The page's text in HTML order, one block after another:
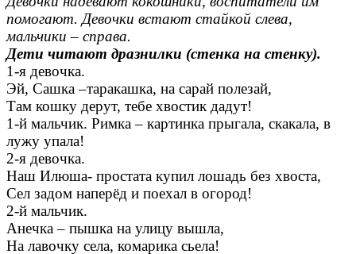
помогают. Девочки встают стайкой слева,
мальчики – справа.
Дети читают дразнилки (стенка на стенку).
1-я девочка.
Эй, Сашка –таракашка, на сарай полезай,
Там кошку дерут, тебе хвостик дадут!
1-й мальчик. Римка – картинка прыгала, скакала, в
лужу упала!
2-я девочка.
Наш Илюша- простата купил лошадь без хвоста,
Сел задом наперёд и поехал в огород!
2-й мальчик.
Анечка – пышка на улицу вышла,
На лавочку села, комарика сьела!